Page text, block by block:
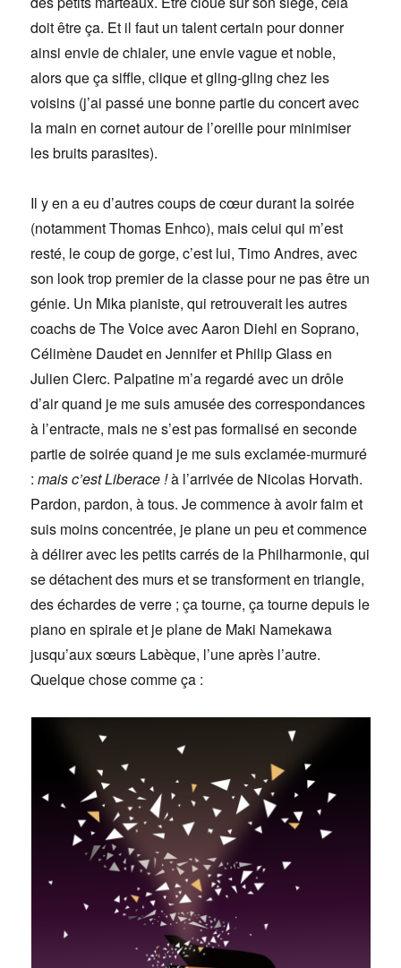
doit être ça. Et il faut un talent certain pour donner
ainsi envie de chialer, une envie vague et noble,
alors que ça siffle, clique et gling-gling chez les
voisins (j’ai passé une bonne partie du concert avec
la main en cornet autour de l’oreille pour minimiser
les bruits parasites).
Il y en a eu d’autres coups de cœur durant la soirée
(notamment Thomas Enhco), mais celui qui m’est
resté, le coup de gorge, c’est lui, Timo Andres, avec
son look trop premier de la classe pour ne pas être un
génie. Un Mika pianiste, qui retrouverait les autres
coachs de The Voice avec Aaron Diehl en Soprano,
Célimène Daudet en Jennifer et Philip Glass en
Julien Clerc. Palpatine m’a regardé avec un drôle
d’air quand je me suis amusée des correspondances
à l’entracte, mais ne s’est pas formalisé en seconde
partie de soirée quand je me suis exclamée-murmuré
:mais c’est Liberace !à l’arrivée de Nicolas Horvath.
Pardon, pardon, à tous. Je commence à avoir faim et
suis moins concentrée, je plane un peu et commence
à délirer avec les petits carrés de la Philharmonie, qui
se détachent des murs et se transforment en triangle,
des échardes de verre ; ça tourne, ça tourne depuis le
piano en spirale et je plane de Maki Namekawa
jusqu’aux sœurs Labèque, l’une après l’autre.
Quelque chose comme ça :